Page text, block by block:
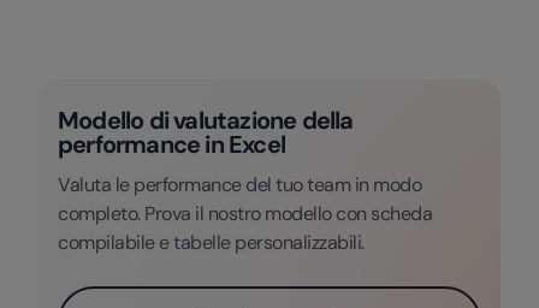
Modello di valutazione della
performance in Excel
Valuta le performance del tuo team in modo
completo. Prova il nostro modello con scheda
compilabile e tabelle personalizzabili.